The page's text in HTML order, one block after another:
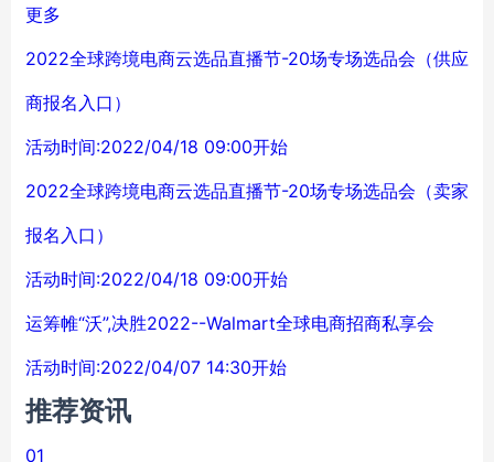
更多
2022全球跨境电商云选品直播节-20场专场选品会（供应
商报名入口）
活动时间:2022/04/18 09:00开始
2022全球跨境电商云选品直播节-20场专场选品会（卖家
报名入口）
活动时间:2022/04/18 09:00开始
运筹帷“沃”,决胜2022--Walmart全球电商招商私享会
活动时间:2022/04/07 14:30开始
推荐资讯
01